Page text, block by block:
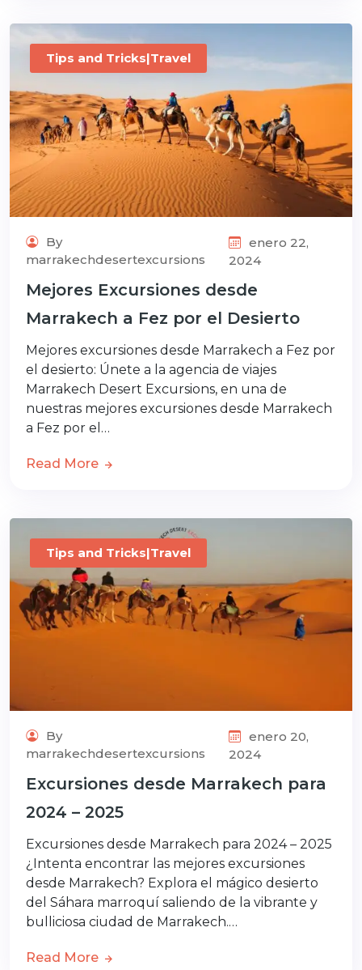
Tips and Tricks|Travel
By
marrakechdesertexcursions
enero 22,
2024
Mejores Excursiones desde
Marrakech a Fez por el Desierto
Mejores excursiones desde Marrakech a Fez por
el desierto: Únete a la agencia de viajes
Marrakech Desert Excursions, en una de
nuestras mejores excursiones desde Marrakech
a Fez por el…
Read More
Tips and Tricks|Travel
By
marrakechdesertexcursions
enero 20,
2024
Excursiones desde Marrakech para
2024 – 2025
Excursiones desde Marrakech para 2024 – 2025
¿Intenta encontrar las mejores excursiones
desde Marrakech? Explora el mágico desierto
del Sáhara marroquí saliendo de la vibrante y
bulliciosa ciudad de Marrakech.…
Read More